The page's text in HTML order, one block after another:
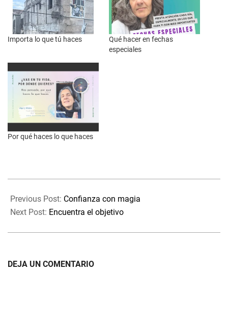
Importa lo que tú haces
Qué hacer en fechas
especiales
Por qué haces lo que haces
09-
05
Previous Post: Confianza con magia
Next Post: Encuentra el objetivo
DEJA UN COMENTARIO